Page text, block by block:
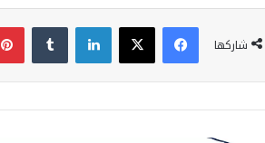
شاركها
فيسبوك‫X لينكدإن